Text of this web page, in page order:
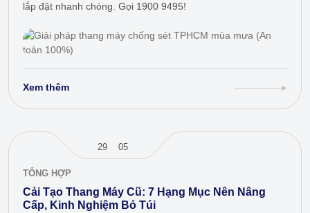
lắp đặt nhanh chóng. Gọi 1900 9495!
Xem thêm
29 05
TỔNG HỢP
Cải Tạo Thang Máy Cũ: 7 Hạng Mục Nên Nâng
Cấp, Kinh Nghiệm Bỏ Túi